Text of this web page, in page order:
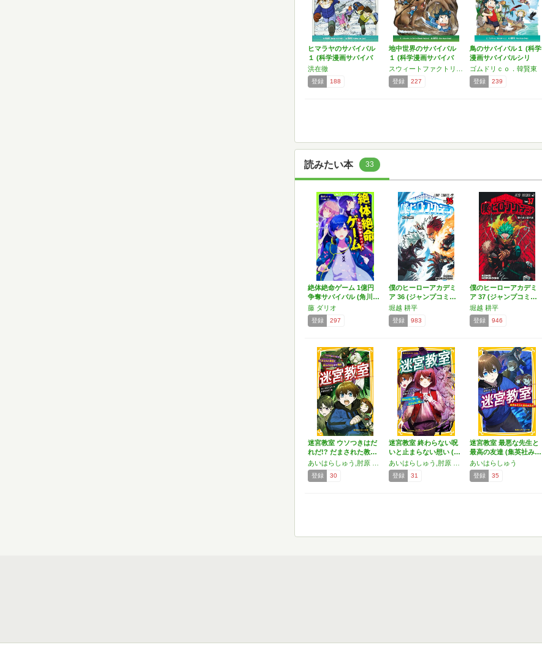
ヒマラヤのサバイバル
１ (科学漫画サバイバ
ル…
洪在徹
登録 188
地中世界のサバイバル
１ (科学漫画サバイバ
ル…
登録 227
鳥のサバイバル１ (科学
漫画サバイバルシリ
ー…
ゴムドリｃｏ．韓賢東
登録 239
読みたい本 33
絶体絶命ゲーム 1億円
争奪サバイバル (角川…
藤 ダリオ
登録 297
僕のヒーローアカデミ
ア 36 (ジャンプコミ…
堀越 耕平
登録 983
僕のヒーローアカデミ
ア 37 (ジャンプコミ…
堀越 耕平
登録 946
迷宮教室 ウソつきはだ
れだ!? だまされた教…
登録 30
迷宮教室 終わらない呪
いと止まらない想い (…
登録 31
迷宮教室 最悪な先生と
最高の友達 (集英社み…
あいはらしゅう
登録 35